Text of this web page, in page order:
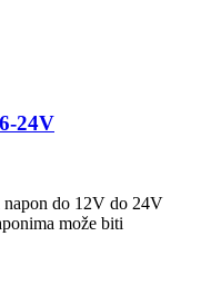
24V
napon do 12V do 24V
može biti